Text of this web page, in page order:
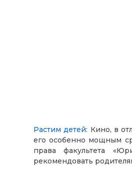
Растим детей: Кино, в
его особенно мощным
права факультета
рекомендовать